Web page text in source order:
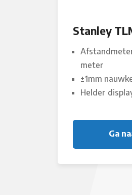
Stanley
meter
±1mm
Helder
Ga